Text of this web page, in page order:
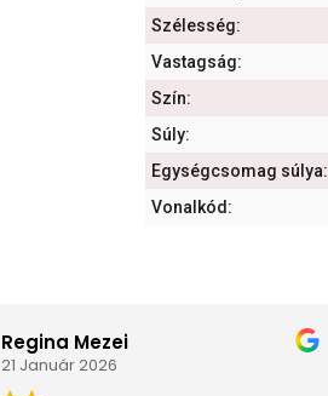
Szélesség:
Vastagság:
Szín:
Súly:
Egységcsomag súlya:
Vonalkód:
Regina Mezei
21 Január 2026